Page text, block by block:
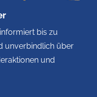
bis zu
unverbindlich über
und